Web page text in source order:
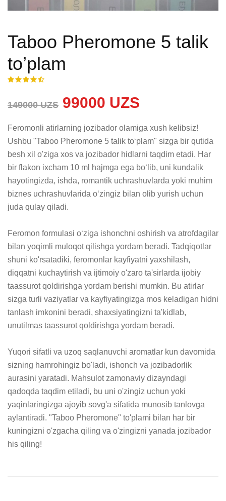
Taboo Pheromone 5 talik
to’plam
149000 UZS 99000 UZS
Feromonli atirlarning jozibador olamiga xush kelibsiz!
Ushbu "Taboo Pheromone 5 talik to‘plam" sizga bir qutida
besh xil o'ziga xos va jozibador hidlarni taqdim etadi. Har
bir flakon ixcham 10 ml hajmga ega bo‘lib, uni kundalik
hayotingizda, ishda, romantik uchrashuvlarda yoki muhim
biznes uchrashuvlarida o‘zingiz bilan olib yurish uchun
juda qulay qiladi.
Feromon formulasi o‘ziga ishonchni oshirish va atrofdagilar
bilan yoqimli muloqot qilishga yordam beradi. Tadqiqotlar
shuni ko'rsatadiki, feromonlar kayfiyatni yaxshilash,
diqqatni kuchaytirish va ijtimoiy o'zaro ta'sirlarda ijobiy
taassurot qoldirishga yordam berishi mumkin. Bu atirlar
sizga turli vaziyatlar va kayfiyatingizga mos keladigan hidni
tanlash imkonini beradi, shaxsiyatingizni ta'kidlab,
unutilmas taassurot qoldirishga yordam beradi.
Yuqori sifatli va uzoq saqlanuvchi aromatlar kun davomida
sizning hamrohingiz bo'ladi, ishonch va jozibadorlik
aurasini yaratadi. Mahsulot zamonaviy dizayndagi
qadoqda taqdim etiladi, bu uni o'zingiz uchun yoki
yaqinlaringizga ajoyib sovg'a sifatida munosib tanlovga
aylantiradi. "Taboo Pheromone" to'plami bilan har bir
kuningizni o'zgacha qiling va o'zingizni yanada jozibador
his qiling!